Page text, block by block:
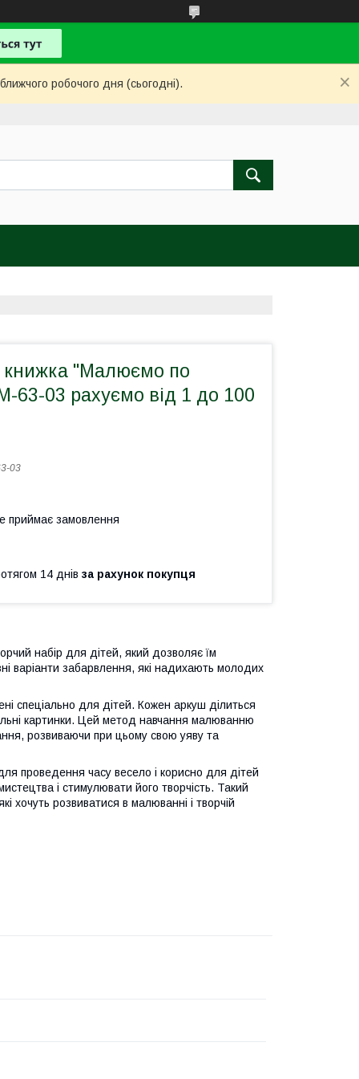
робочого дня (сьогодні).
книжка "Малюємо по
63-03 рахуємо від 1 до 100
03
приймає замовлення
14 днів за рахунок покупця
набір для дітей, який дозволяє їм
варіанти забарвлення, які надихають молодих
спеціально для дітей. Кожен аркуш ділиться
картинки. Цей метод навчання малюванню
розвиваючи при цьому свою уяву та
проведення часу весело і корисно для дітей
і стимулювати його творчість. Такий
хочуть розвиватися в малюванні і творчій